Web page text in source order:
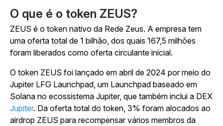
O que é o token ZEUS?
ZEUS é o token nativo da Rede Zeus. A empresa tem
uma oferta total de 1 bilhão, dos quais 167,5 milhões
foram liberados como oferta circulante inicial.
O token ZEUS foi lançado em abril de 2024 por meio do
Jupiter LFG Launchpad, um Launchpad baseado em
Solana no ecossistema Jupiter, que também inclui a DEX
Jupiter. Da oferta total do token, 3% foram alocados ao
airdrop ZEUS para recompensar vários membros da